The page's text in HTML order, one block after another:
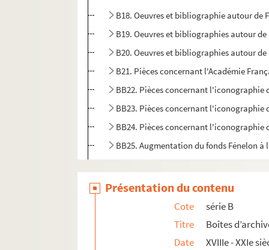
B18. Oeuvres et bibliographie autour de
B19. Oeuvres et bibliographies autour
B20. Oeuvres et bibliographies autour
B21. Pièces concernant l'Académie
BB22. Pièces concernant l'iconographie
BB23. Pièces concernant l'iconographie
BB24. Pièces concernant l'iconographie
BB25. Augmentation du fonds Fénelon
BB27. Boîte manquante
BB28. Pièces concernant divers articles
Série C. Portraits gravés de Fénelon
Série D. Bibliothèque d’imprimés fénelonniens
Présentation du contenu
Cote
série B
Titre
Boîtes
Date
XVIIIe - XXIe